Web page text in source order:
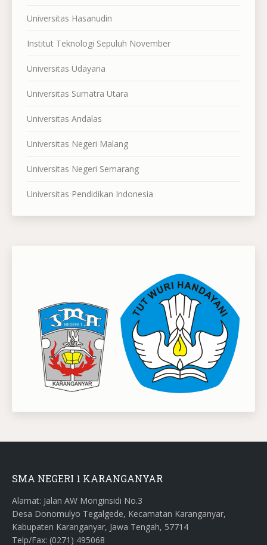
Universitas Hasanudin
Institut Teknologi Sepuluh November
Universitas Udayana
Universitas Sumatra Utara
Universitas Andalas
Universitas Negeri Malang
Universitas Negeri Semarang
Universitas Pendidikan Indonesia
SMA NEGERI 1 KARANGANYAR
Alamat: Jalan AW Monginsidi No.3
Desa Donomulyo Tegalgede, Kecamatan Karanganyar,
Kabupaten Karanganyar, Jawa Tengah, 57714
Telp/Fax: (0271) 495068